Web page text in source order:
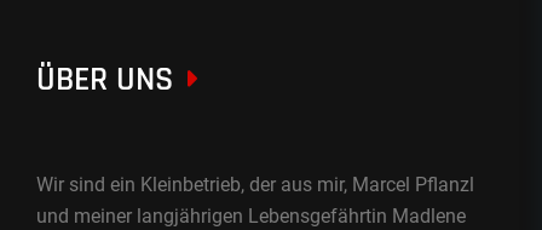
ÜBER UNS
Wir sind ein Kleinbetrieb, der aus mir, Marcel Pflanzl
und meiner langjährigen Lebensgefährtin Madlene